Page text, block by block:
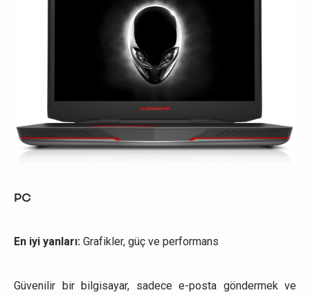
PC
En iyi yanları: Grafikler, güç ve performans
Güvenilir bir bilgisayar, sadece e-posta göndermek ve